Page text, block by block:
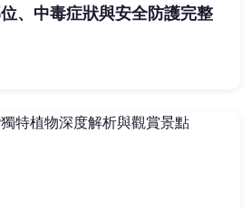
、中毒症狀與安全防護完整